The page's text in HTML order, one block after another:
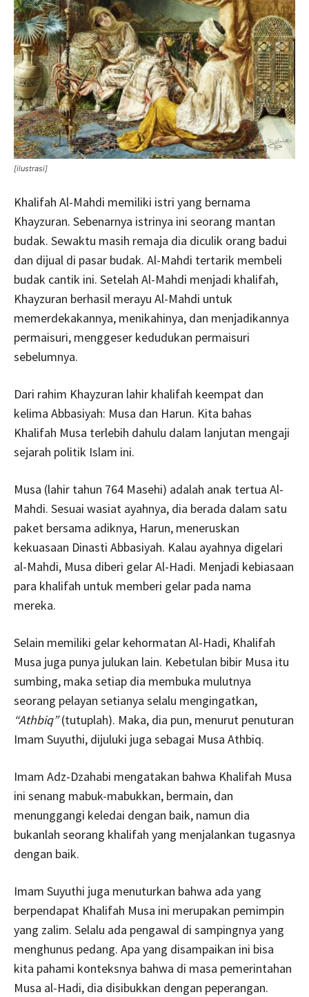
[ilustrasi]
Khalifah Al-Mahdi memiliki istri yang bernama
Khayzuran. Sebenarnya istrinya ini seorang mantan
budak. Sewaktu masih remaja dia diculik orang badui
dan dijual di pasar budak. Al-Mahdi tertarik membeli
budak cantik ini. Setelah Al-Mahdi menjadi khalifah,
Khayzuran berhasil merayu Al-Mahdi untuk
memerdekakannya, menikahinya, dan menjadikannya
permaisuri, menggeser kedudukan permaisuri
sebelumnya.
Dari rahim Khayzuran lahir khalifah keempat dan
kelima Abbasiyah: Musa dan Harun. Kita bahas
Khalifah Musa terlebih dahulu dalam lanjutan mengaji
sejarah politik Islam ini.
Musa (lahir tahun 764 Masehi) adalah anak tertua Al-
Mahdi. Sesuai wasiat ayahnya, dia berada dalam satu
paket bersama adiknya, Harun, meneruskan
kekuasaan Dinasti Abbasiyah. Kalau ayahnya digelari
al-Mahdi, Musa diberi gelar Al-Hadi. Menjadi kebiasaan
para khalifah untuk memberi gelar pada nama
mereka.
Selain memiliki gelar kehormatan Al-Hadi, Khalifah
Musa juga punya julukan lain. Kebetulan bibir Musa itu
sumbing, maka setiap dia membuka mulutnya
seorang pelayan setianya selalu mengingatkan,
“Athbiq”(tutuplah). Maka, dia pun, menurut penuturan
Imam Suyuthi, dijuluki juga sebagai Musa Athbiq.
Imam Adz-Dzahabi mengatakan bahwa Khalifah Musa
ini senang mabuk-mabukkan, bermain, dan
menunggangi keledai dengan baik, namun dia
bukanlah seorang khalifah yang menjalankan tugasnya
dengan baik.
Imam Suyuthi juga menuturkan bahwa ada yang
berpendapat Khalifah Musa ini merupakan pemimpin
yang zalim. Selalu ada pengawal di sampingnya yang
menghunus pedang. Apa yang disampaikan ini bisa
kita pahami konteksnya bahwa di masa pemerintahan
Musa al-Hadi, dia disibukkan dengan peperangan.